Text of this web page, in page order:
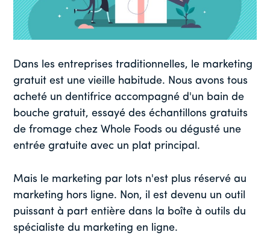
Dans les entreprises traditionnelles, le marketing
gratuit est une vieille habitude. Nous avons tous
acheté un dentifrice accompagné d'un bain de
bouche gratuit, essayé des échantillons gratuits
de fromage chez Whole Foods ou dégusté une
entrée gratuite avec un plat principal.
Mais le marketing par lots n'est plus réservé au
marketing hors ligne. Non, il est devenu un outil
puissant à part entière dans la boîte à outils du
spécialiste du marketing en ligne.